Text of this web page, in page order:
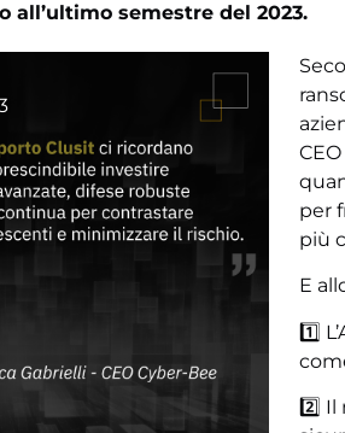
all’ultimo semestre del 2023.
per
più
E
1️⃣
2️⃣